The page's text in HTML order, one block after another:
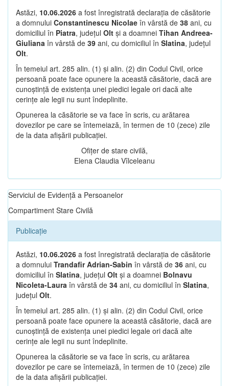
Astăzi, 10.06.2026 a fost înregistrată declarația de căsătorie
a domnului Constantinescu Nicolae în vârstă de 38 ani, cu
domiciliul în Piatra, județul Olt și a doamnei Tihan Andreea-
Giuliana în vârstă de 39 ani, cu domiciliul în Slatina, județul
Olt.
În temeiul art. 285 alin. (1) și alin. (2) din Codul Civil, orice
persoană poate face opunere la această căsătorie, dacă are
cunoștință de existența unei piedici legale ori dacă alte
cerințe ale legii nu sunt îndeplinite.
Opunerea la căsătorie se va face în scris, cu arătarea
dovezilor pe care se întemeiază, în termen de 10 (zece) zile
de la data afișării publicației.
Ofițer de stare civilă,
Elena Claudia Vîlceleanu
Serviciul de Evidență a Persoanelor
Compartiment Stare Civilă
Publicație
Astăzi, 10.06.2026 a fost înregistrată declarația de căsătorie
a domnului Trandafir Adrian-Sabin în vârstă de 36 ani, cu
domiciliul în Slatina, județul Olt și a doamnei Bolnavu
Nicoleta-Laura în vârstă de 34 ani, cu domiciliul în Slatina,
județul Olt.
În temeiul art. 285 alin. (1) și alin. (2) din Codul Civil, orice
persoană poate face opunere la această căsătorie, dacă are
cunoștință de existența unei piedici legale ori dacă alte
cerințe ale legii nu sunt îndeplinite.
Opunerea la căsătorie se va face în scris, cu arătarea
dovezilor pe care se întemeiază, în termen de 10 (zece) zile
de la data afișării publicației.